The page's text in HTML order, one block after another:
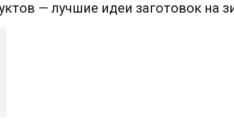
— лучшие идеи заготовок на